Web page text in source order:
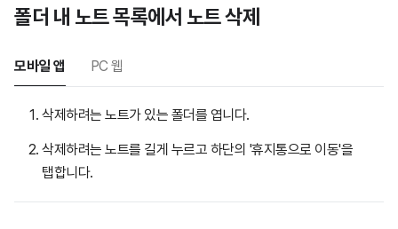
폴더 내 노트 목록에서 노트 삭제
모바일 앱 PC 웹
삭제하려는 노트가 있는 폴더를 엽니다.
삭제하려는 노트를 길게 누르고 하단의 '휴지통으로 이동'을
탭합니다.